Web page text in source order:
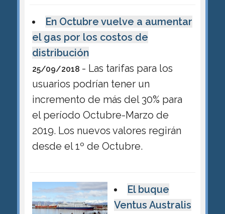
En Octubre vuelve a aumentar
el gas por los costos de
distribución
25/09/2018 - Las tarifas para los
usuarios podrían tener un
incremento de más del 30% para
el período Octubre-Marzo de
2019. Los nuevos valores regirán
desde el 1º de Octubre.
El buque
Ventus Australis